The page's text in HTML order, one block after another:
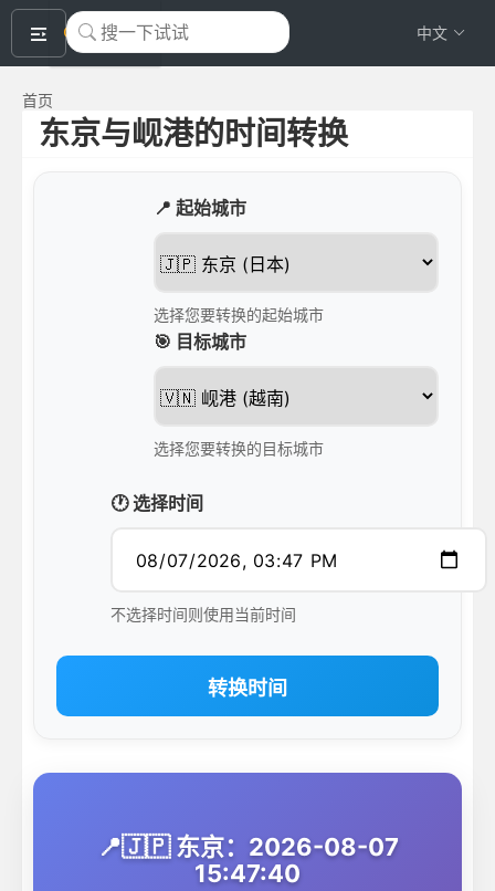
okeyTool 中文
首页
东京与岘港的时间转换
📍 起始城市
选择您要转换的起始城市
🎯 目标城市
选择您要转换的目标城市
🕐 选择时间
不选择时间则使用当前时间
转换时间
📍🇯🇵 东京：2026-08-07
15:47:40